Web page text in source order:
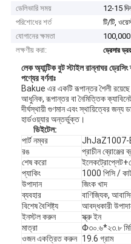
ডেলিভারি সময়
12-15
পরিশোধের শর্ত
টি/টি,
যোগানের ক্ষমতা
100,000
লক্ষণীয় করা:
ড্রেসার
লেক অ্যান্টিক বুট স্টাইল রান্নাঘর
পণ্যের বর্ণনাঃ
Bakue এর একটি রূপান্তর শৈলী রয়েছে
আধুনিক, রূপান্তর বা নৈমিত্তিক
দীর্ঘস্থায়ী গুণমান এবং স্থায়িত্বের জন্য
হার্ডওয়্যার অন্তর্ভুক্ত।
ডিইটেল:
পার্ট নম্বর
JhJaZ1007-
রঙ
প্রাচীন ব্রোঞ্জের
শেষ করো
প্যাকিং
1000 পিসি /
উপাদান
জিংক খাদ
ব্যবহার
বাণিজ্যিক,
বিশেষ বৈশিষ্ট্য
আবদ্ধকারী
ইনস্টল করুন
স্ক্রু ইন
মাত্রা
Φ৩০.৬*২৩.৮
ওজন একত্রিত করুন 19.6 গ্রাম